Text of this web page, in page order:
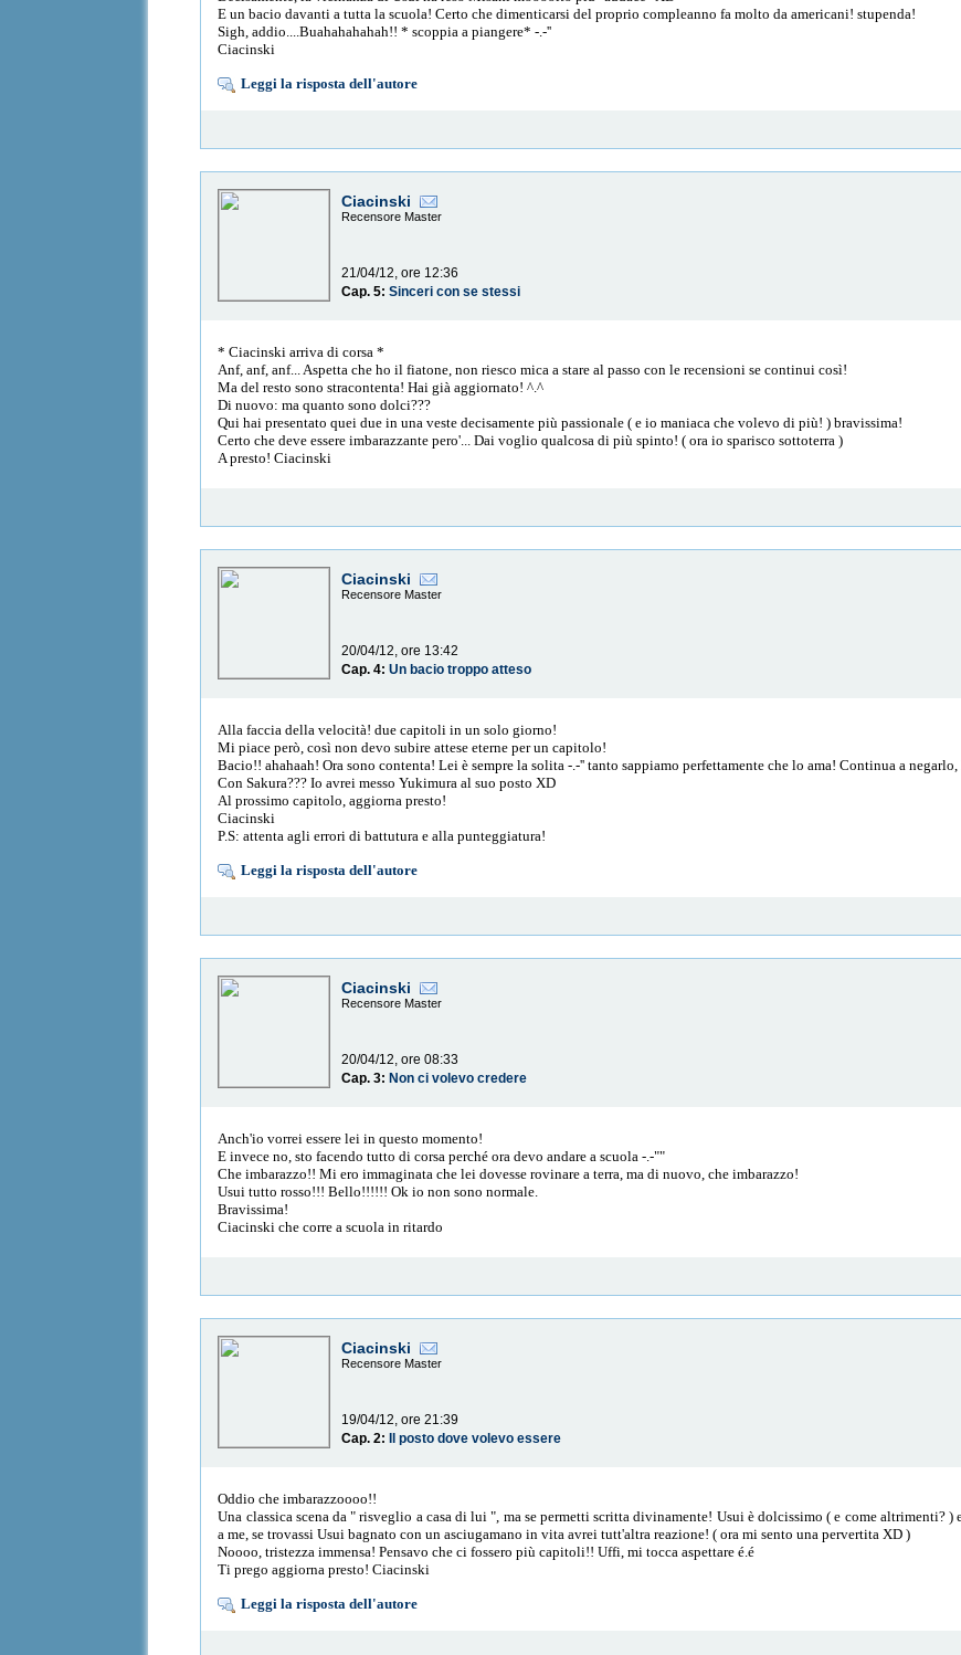
E un bacio davanti a tutta la scuola! Certo che dimenticarsi del proprio compleanno fa molto da americani! stupenda!
Sigh, addio....Buahahahahah!! * scoppia a piangere* -.-''
Ciacinski
Leggi la risposta dell'autore
Ciacinski
Recensore Master
21/04/12, ore 12:36
Cap. 5:Sinceri con se stessi
* Ciacinski arriva di corsa *
Anf, anf, anf... Aspetta che ho il fiatone, non riesco mica a stare al passo con le recensioni se continui così!
Ma del resto sono stracontenta! Hai già aggiornato! ^.^
Di nuovo: ma quanto sono dolci???
Qui hai presentato quei due in una veste decisamente più passionale ( e io maniaca che volevo di più! ) bravissima!
Certo che deve essere imbarazzante pero'... Dai voglio qualcosa di più spinto! ( ora io sparisco sottoterra )
A presto! Ciacinski
Ciacinski
Recensore Master
20/04/12, ore 13:42
Cap. 4:Un bacio troppo atteso
Alla faccia della velocità! due capitoli in un solo giorno!
Mi piace però, così non devo subire attese eterne per un capitolo!
Bacio!! ahahaah! Ora sono contenta! Lei è sempre la solita -.-'' tanto sappiamo perfettamente che lo ama! Continua a
Con Sakura??? Io avrei messo Yukimura al suo posto XD
Al prossimo capitolo, aggiorna presto!
Ciacinski
P.S: attenta agli errori di battutura e alla punteggiatura!
Leggi la risposta dell'autore
Ciacinski
Recensore Master
20/04/12, ore 08:33
Cap. 3: Non ci volevo credere
Anch'io vorrei essere lei in questo momento!
E invece no, sto facendo tutto di corsa perché ora devo andare a scuola -.-""
Che imbarazzo!! Mi ero immaginata che lei dovesse rovinare a terra, ma di nuovo, che imbarazzo!
Usui tutto rosso!!! Bello!!!!!! Ok io non sono normale.
Bravissima!
Ciacinski che corre a scuola in ritardo
Ciacinski
Recensore Master
19/04/12, ore 21:39
Cap. 2:
Il posto dove volevo essere
Oddio che imbarazzoooo!!
Una classica scena da " risveglio a casa di lui ", ma se permetti scritta divinamente! Usui è dolcissimo ( e come altrimenti?
a me, se trovassi Usui bagnato con un asciugamano in vita avrei tutt'altra reazione! ( ora mi sento una pervertita XD )
Noooo, tristezza immensa! Pensavo che ci fossero più capitoli!! Uffi, mi tocca aspettare é.é
Ti prego aggiorna presto! Ciacinski
Leggi la risposta dell'autore